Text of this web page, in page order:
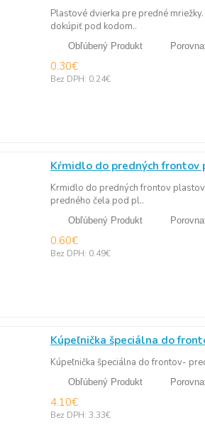
Plastové dvierka pre predné
dokúpiť pod kodom..
Obľúbený Produkt
0.30€
Bez DPH: 0.24€
Kŕmidlo do predných frontov
Krmidlo do predných frontov
predného čela pod pl..
Obľúbený Produkt
0.60€
Bez DPH: 0.49€
Kúpeľnička špeciálna do
Kúpeľnička špeciálna do frontov-
Obľúbený Produkt
4.10€
Bez DPH: 3.33€